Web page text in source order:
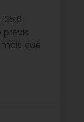
prévia
que